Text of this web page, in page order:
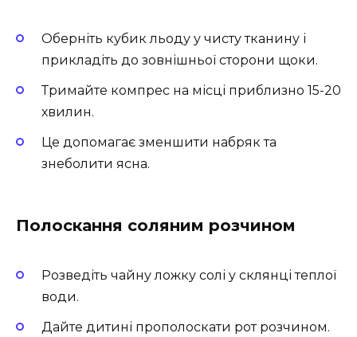
Оберніть кубик льоду у чисту тканину і
прикладіть до зовнішньої сторони щоки.
Тримайте компрес на місці приблизно 15-20
хвилин.
Це допомагає зменшити набряк та
знеболити ясна.
Полоскання соляним розчином
Розведіть чайну ложку солі у склянці теплої
води.
Дайте дитині прополоскати рот розчином.